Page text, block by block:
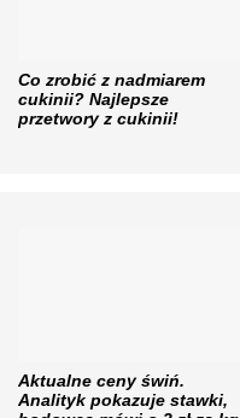
Co zrobić z nadmiarem
cukinii? Najlepsze
przetwory z cukinii!
Aktualne ceny świń.
Analityk pokazuje stawki,